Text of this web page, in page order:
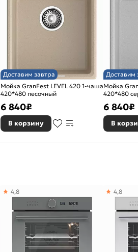
Доставим завтра
Мойка GranFest LEVEL 420 1-чаша
420*480 песочный
6 840₽
В корзину
Доставим
Мойка
420*480
6 840₽
В
4,8 4,8